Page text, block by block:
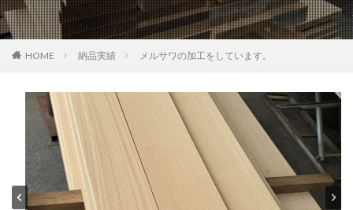
HOME 納品実績 メルサワの加工をしています。